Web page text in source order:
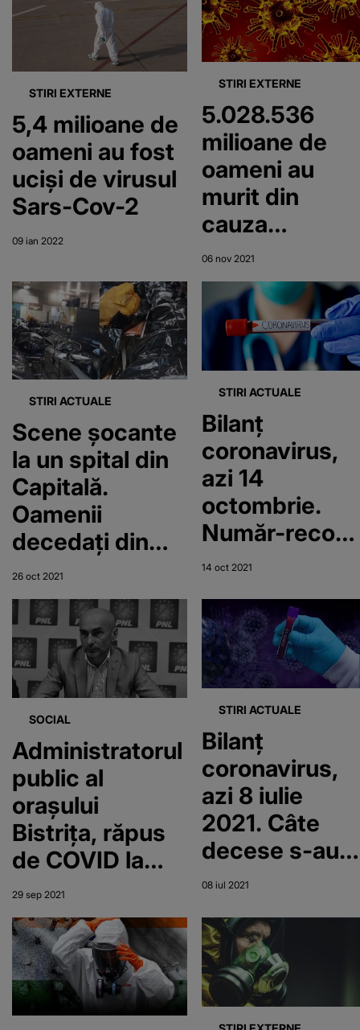
STIRI EXTERNE
5,4 milioane de
oameni au fost
uciși de virusul
Sars-Cov-2
09 ian 2022
STIRI EXTERNE
5.028.536
milioane de
oameni au
murit din
cauza
virusului
Sars-Cov-2,
de la finalul
anului 2019
06 nov 2021
STIRI ACTUALE
Scene șocante
la un spital din
Capitală.
Oamenii
decedați din
cauza COVID-
19 sunt puși unii
peste alții, în
saci negri
26 oct 2021
STIRI ACTUALE
Bilanț
coronavirus,
azi 14
octombrie.
Număr-record
de pacienți la
copii
14 oct 2021
SOCIAL
Administratorul
public al
orașului
Bistrița, răpus
de COVID la
doar 54 de ani
29 sep 2021
STIRI ACTUALE
Bilanț
coronavirus,
azi 8 iulie
2021. Câte
decese s-au
înregistrat
08 iul 2021